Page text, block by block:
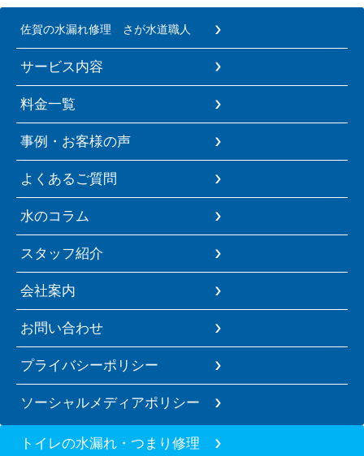
佐賀の水漏れ修理 さが水道職人
サービス内容
料金一覧
事例・お客様の声
よくあるご質問
水のコラム
スタッフ紹介
会社案内
お問い合わせ
プライバシーポリシー
ソーシャルメディアポリシー
トイレの水漏れ・つまり修理